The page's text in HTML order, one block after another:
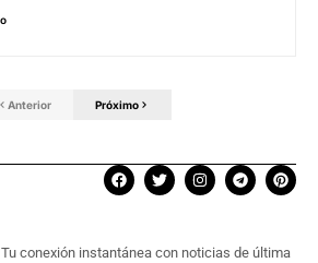
Anterior Próximo
Tu conexión instantánea con noticias de última